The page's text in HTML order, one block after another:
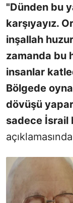
"Dünden bu
karşıyayız.
inşallah
zamanda bu
insanlar
Bölgede
dövüşü
sadece İsrail